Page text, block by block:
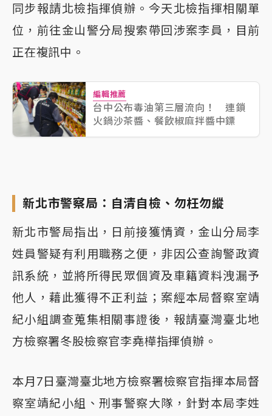
同步報請北檢指揮偵辦。今天北檢指揮相關單
位，前往金山警分局搜索帶回涉案李員，目前
正在複訊中。
編輯推薦
台中公布毒油第三層流向！ 連鎖
火鍋沙茶醬、餐飲椒麻拌醬中鏢
新北市警察局：自清自檢、勿枉勿縱
新北市警局指出，日前接獲情資，金山分局李
姓員警疑有利用職務之便，非因公查詢警政資
訊系統，並將所得民眾個資及車籍資料洩漏予
他人，藉此獲得不正利益；案經本局督察室靖
紀小組調查蒐集相關事證後，報請臺灣臺北地
方檢察署冬股檢察官李堯樺指揮偵辦。
本月7日臺灣臺北地方檢察署檢察官指揮本局督
察室靖紀小組、刑事警察大隊，針對本局李姓